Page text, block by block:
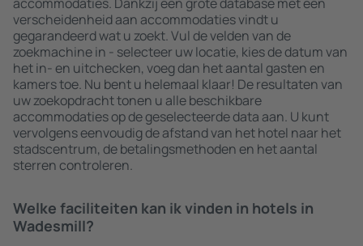
verscheidenheid aan accommodaties vindt u
gegarandeerd wat u zoekt. Vul de velden van de
zoekmachine in - selecteer uw locatie, kies de datum van
het in- en uitchecken, voeg dan het aantal gasten en
kamers toe. Nu bent u helemaal klaar! De resultaten van
uw zoekopdracht tonen u alle beschikbare
accommodaties op de geselecteerde data aan. U kunt
vervolgens eenvoudig de afstand van het hotel naar het
stadscentrum, de betalingsmethoden en het aantal
sterren controleren.
Welke faciliteiten kan ik vinden in hotels in
Wadesmill?